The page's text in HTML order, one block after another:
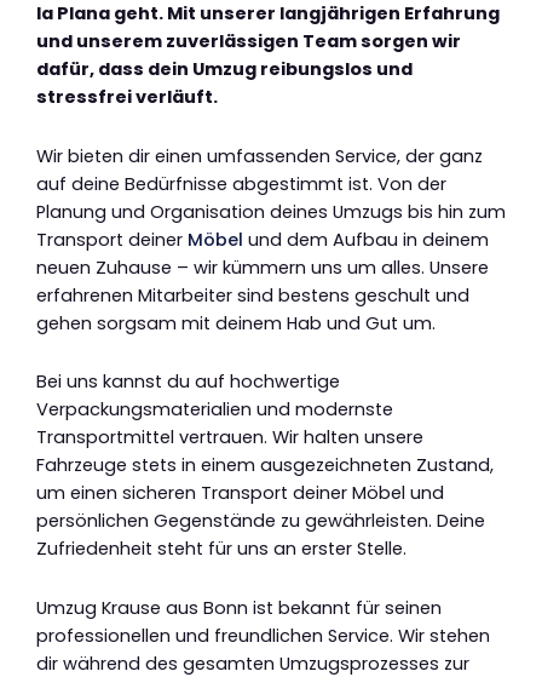
la Plana geht. Mit unserer langjährigen Erfahrung
und unserem zuverlässigen Team sorgen wir
dafür, dass dein Umzug reibungslos und
stressfrei verläuft.
Wir bieten dir einen umfassenden Service, der ganz
auf deine Bedürfnisse abgestimmt ist. Von der
Planung und Organisation deines Umzugs bis hin zum
Transport deiner Möbel und dem Aufbau in deinem
neuen Zuhause – wir kümmern uns um alles. Unsere
erfahrenen Mitarbeiter sind bestens geschult und
gehen sorgsam mit deinem Hab und Gut um.
Bei uns kannst du auf hochwertige
Verpackungsmaterialien und modernste
Transportmittel vertrauen. Wir halten unsere
Fahrzeuge stets in einem ausgezeichneten Zustand,
um einen sicheren Transport deiner Möbel und
persönlichen Gegenstände zu gewährleisten. Deine
Zufriedenheit steht für uns an erster Stelle.
Umzug Krause aus Bonn ist bekannt für seinen
professionellen und freundlichen Service. Wir stehen
dir während des gesamten Umzugsprozesses zur